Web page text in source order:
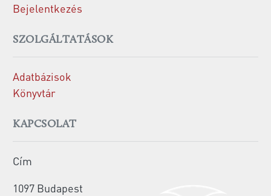
Bejelentkezés
SZOLGÁLTATÁSOK
Adatbázisok
Könyvtár
KAPCSOLAT
Cím
1097 Budapest